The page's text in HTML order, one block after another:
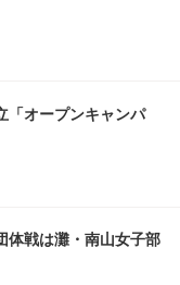
「オープンキャンパ
体戦は灘・南山女子部